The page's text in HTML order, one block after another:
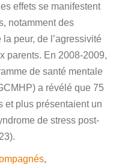
effets se manifestent
notamment des
peur, de l’agressivité
parents. En 2008-2009,
de santé mentale
a révélé que 75
et plus présentaient un
de stress post-
,